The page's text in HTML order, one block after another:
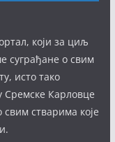
који за циљ
суграђане о свим
исто тако
Сремске Карловце
стварима које